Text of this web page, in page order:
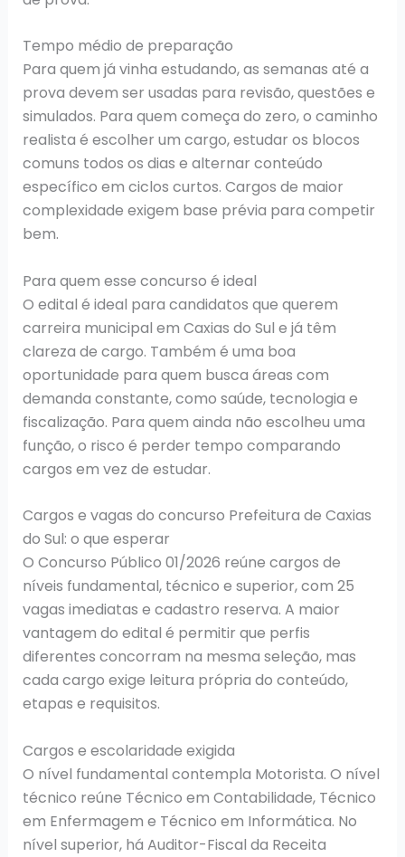
Tempo médio de preparação
Para quem já vinha estudando, as semanas até a
prova devem ser usadas para revisão, questões e
simulados. Para quem começa do zero, o caminho
realista é escolher um cargo, estudar os blocos
comuns todos os dias e alternar conteúdo
específico em ciclos curtos. Cargos de maior
complexidade exigem base prévia para competir
bem.
Para quem esse concurso é ideal
O edital é ideal para candidatos que querem
carreira municipal em Caxias do Sul e já têm
clareza de cargo. Também é uma boa
oportunidade para quem busca áreas com
demanda constante, como saúde, tecnologia e
fiscalização. Para quem ainda não escolheu uma
função, o risco é perder tempo comparando
cargos em vez de estudar.
Cargos e vagas do concurso Prefeitura de Caxias
do Sul: o que esperar
O Concurso Público 01/2026 reúne cargos de
níveis fundamental, técnico e superior, com 25
vagas imediatas e cadastro reserva. A maior
vantagem do edital é permitir que perfis
diferentes concorram na mesma seleção, mas
cada cargo exige leitura própria do conteúdo,
etapas e requisitos.
Cargos e escolaridade exigida
O nível fundamental contempla Motorista. O nível
técnico reúne Técnico em Contabilidade, Técnico
em Enfermagem e Técnico em Informática. No
nível superior, há Auditor-Fiscal da Receita